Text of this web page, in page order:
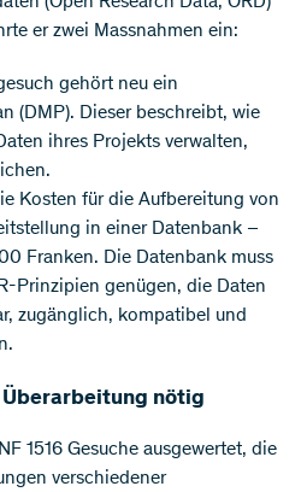
er zwei Massnahmen ein:
gehört neu ein
(DMP). Dieser beschreibt, wie
ihres Projekts verwalten,
Kosten für die Aufbereitung von
in einer Datenbank –
Franken. Die Datenbank muss
Prinzipien genügen, die Daten
zugänglich, kompatibel und
nötig
1516 Gesuche ausgewertet, die
verschiedener